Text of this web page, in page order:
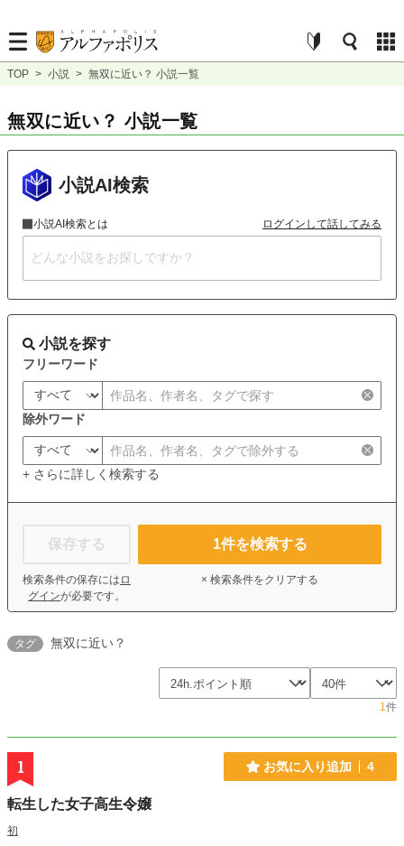
TOP > 小説 > 無双に近い？ 小説一覧
無双に近い？ 小説一覧
小説AI検索
小説AI検索とは ログインして話してみる
小説を探す
フリーワード
除外ワード
+ さらに詳しく検索する
保存する
検索条件の保存には ロ
グインが必要です。
1件を検索する
× 検索条件をクリアする
タグ 無双に近い？
1件
1 お気に入り追加 4
転生した女子高生令嬢
初